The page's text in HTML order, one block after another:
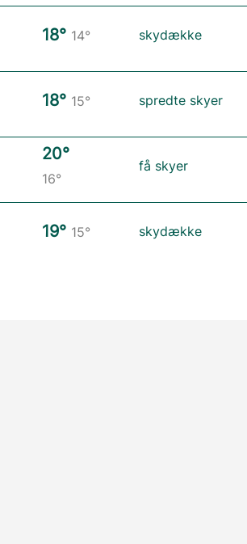
18° 14° skydække
18° 15° spredte skyer
20°
16°
få skyer
19° 15° skydække